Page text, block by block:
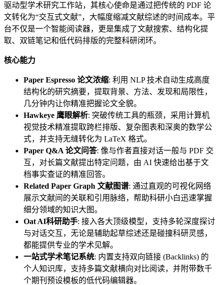
驱动型学术研究工作站，其核心使命是通过把传统的 PDF 论
文转化为“交互式文献”，大幅度缩减文献综述的时间成本。平
台不仅是一个智能阅读器，更是集成了文献搜索、结构化提
取、双链笔记和低代码排版的完整科研闭环。
核心能力
Paper Espresso 论文浓缩: 利用 NLP 技术自动生成高度
结构化的研究摘要，提取背景、方法、发现和局限性，
几分钟内让你精准把握论文全貌。
Hawkeye 鹰眼解析: 突破传统工具的瓶颈，采用计算机
视觉技术精准提取跨栏排版、复杂图表和深奥的数学公
式，并支持无缝转化为 LaTeX 格式。
Paper Q&A 论文问答: 像与作者直接对话一般与 PDF 交
互，对长篇文献提出特定问题，由 AI 快速给出基于文
档事实查证的精准回答。
Related Paper Graph 文献图谱: 通过直观的可视化网络
展示文献间的关联和引用脉络，帮助科研小白迅速掌握
细分领域的知识大图。
Oat AI科研助手: 接入各大顶级模型，支持多轮深度探讨
与对话交互，无论是辅助起草综述还是碰撞科研灵感，
都能提供专业的学术见解。
一站式学术笔记系统: 内置支持双向链接 (Backlinks) 的
个人知识库，支持多篇文献横向对比阅读，并附带数千
个期刊预设模板的低代码编辑器。